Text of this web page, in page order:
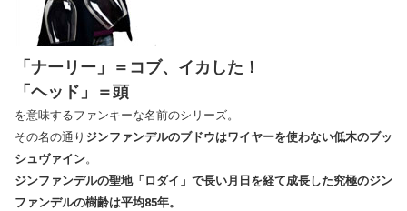
「ナーリー」＝コブ、イカした！
「ヘッド」＝頭
を意味するファンキーな名前のシリーズ。
その名の通り ジンファンデルのブドウはワイヤーを使わない低木のブッ
シュヴァイン。
ジンファンデルの聖地「ロダイ」で長い月日を経て成長した究極のジン
ファンデルの樹齢は平均85年。